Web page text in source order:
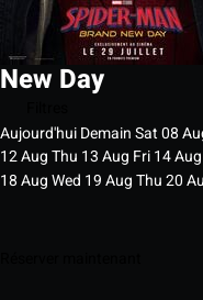
New Day
Aujourd'huiDemainSat08
12AugThu 13Aug Fri14Aug
18AugWed 19AugThu20